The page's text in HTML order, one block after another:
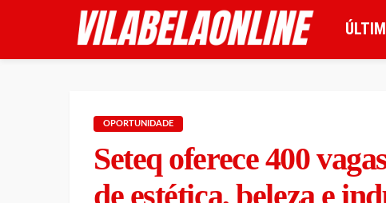
OPORTUNIDADE
Seteq oferece 400
de estética, beleza e